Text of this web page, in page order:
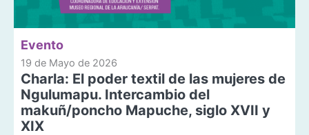
Evento
19 de Mayo de 2026
Charla: El poder textil de las mujeres de
Ngulumapu. Intercambio del
makuñ/poncho Mapuche, siglo XVII y
XIX